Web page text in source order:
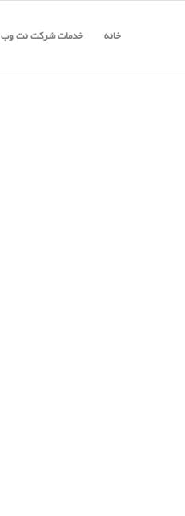
خانه خدمات شرکت نت وب